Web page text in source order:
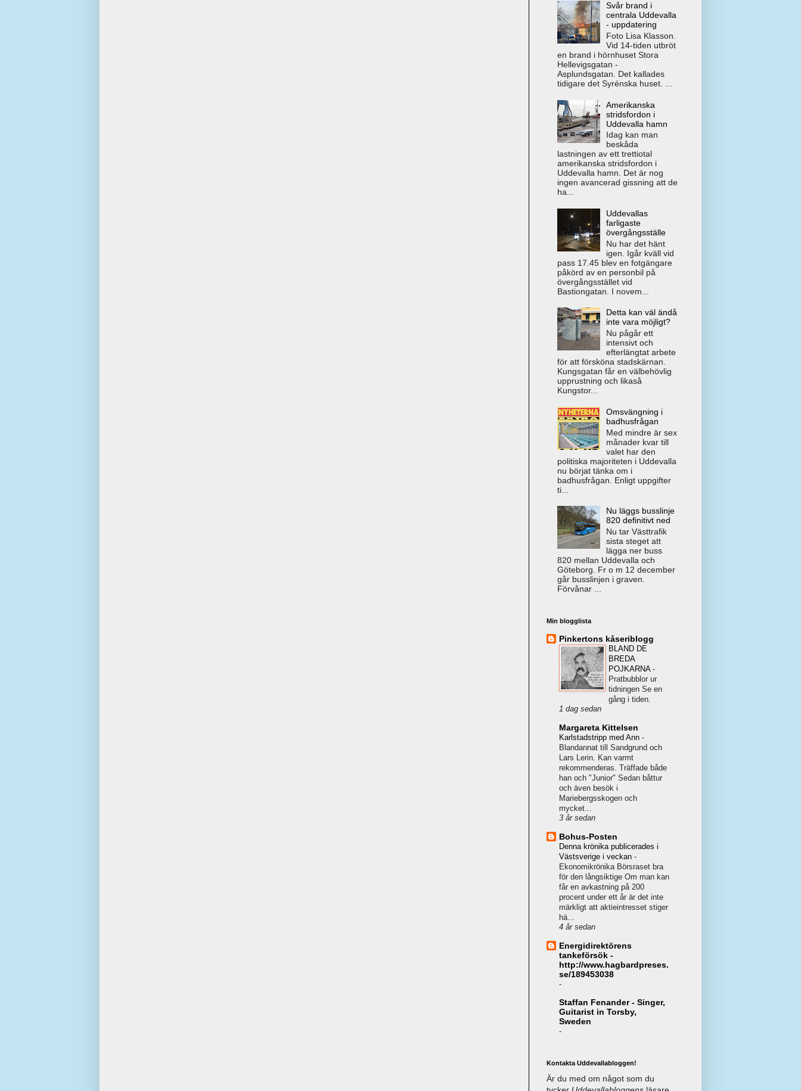
Svår brand i
centrala Uddevalla
- uppdatering
Foto Lisa Klasson.
Vid 14-tiden utbröt
en brand i hörnhuset Stora
Hellevigsgatan -
Asplundsgatan. Det kallades
tidigare det Syrénska huset. ...
Amerikanska
stridsfordon i
Uddevalla hamn
Idag kan man
beskåda
lastningen av ett trettiotal
amerikanska stridsfordon i
Uddevalla hamn. Det är nog
ingen avancerad gissning att de
ha...
Uddevallas
farligaste
övergångsställe
Nu har det hänt
igen. Igår kväll vid
pass 17.45 blev en fotgängare
påkörd av en personbil på
övergångsstället vid
Bastiongatan. I novem...
Detta kan väl ändå
inte vara möjligt?
Nu pågår ett
intensivt och
efterlängtat arbete
för att försköna stadskärnan.
Kungsgatan får en välbehövlig
upprustning och likaså
Kungstor...
Omsvängning i
badhusfrågan
Med mindre är sex
månader kvar till
valet har den
politiska majoriteten i Uddevalla
nu börjat tänka om i
badhusfrågan. Enligt uppgifter
ti...
Nu läggs busslinje
820 definitivt ned
Nu tar Västtrafik
sista steget att
lägga ner buss
820 mellan Uddevalla och
Göteborg. Fr o m 12 december
går busslinjen i graven.
Förvånar ...
Min blogglista
Pinkertons kåseriblogg
BLAND DE
BREDA
POJKARNA -
Pratbubblor ur
tidningen Se en
gång i tiden.
1 dag sedan
Margareta Kittelsen
Karlstadstripp med Ann -
Blandannat till Sandgrund och
Lars Lerin. Kan varmt
rekommenderas. Träffade både
han och "Junior" Sedan båttur
och även besök i
Mariebergsskogen och
mycket...
3 år sedan
Bohus-Posten
Denna krönika publicerades i
Västsverige i veckan -
Ekonomikrönika Börsraset bra
för den långsiktige Om man kan
får en avkastning på 200
procent under ett år är det inte
märkligt att aktieintresset stiger
hä...
4 år sedan
Energidirektörens
tankeförsök -
http://www.hagbardpreses.
se/189453038
-
Staffan Fenander - Singer,
Guitarist in Torsby,
Sweden
-
Kontakta Uddevallabloggen!
Är du med om något som du